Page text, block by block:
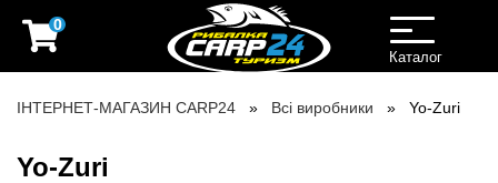
0
Toggle
navigation
Каталог
ІНТЕРНЕТ-МАГАЗИН CARP24 Всі виробники Yo-Zuri
Yo-Zuri